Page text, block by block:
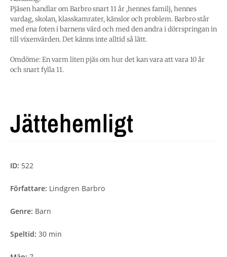
Pjäsen handlar om Barbro snart 11 år ,hennes familj, hennes
vardag, skolan, klasskamrater, känslor och problem. Barbro står
med ena foten i barnens värd och med den andra i dörrspringan in
till vixenvärden. Det känns inte alltid så lätt.
Omdöme: En varm liten pjäs om hur det kan vara att vara 10 år
och snart fylla 11.
Jättehemligt
ID: 522
Författare: Lindgren Barbro
Genre: Barn
Speltid: 30 min